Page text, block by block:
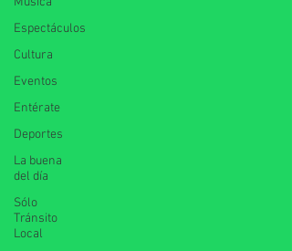
Espectáculos
Cultura
Eventos
Entérate
Deportes
La buena
del día
Sólo
Tránsito
Local